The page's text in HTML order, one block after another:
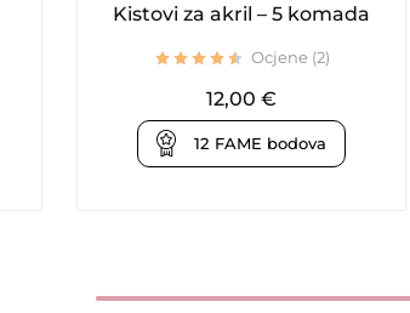
Kistovi za akril – 5 komada
Ocjene (2)
12,00 €
12 FAME bodova